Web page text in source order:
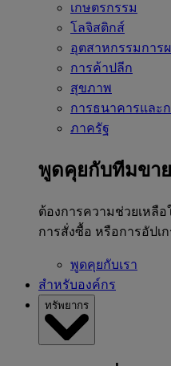
เกษตรกรรม
โลจิสติกส์
อุตสาหกรรมการ
การค้าปลีก
สุขภาพ
การธนาคารและก
ภาครัฐ
พูดคุยกับทีมขาย
ต้องการความช่วยเหลื
การสั่งซื้อ หรือการอัป
พูดคุยกับเรา
สำหรับองค์กร
ทรัพยากร